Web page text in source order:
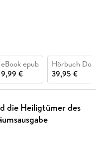
eBook epub
9,99 €
Hörbuch
39,95 €
die Heiligtümer des